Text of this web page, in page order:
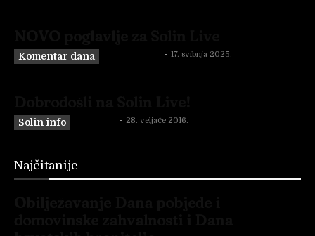
Komentar dana - 17. svibnja 2025.
Solin info - 28. veljače 2016.
Najčitanije